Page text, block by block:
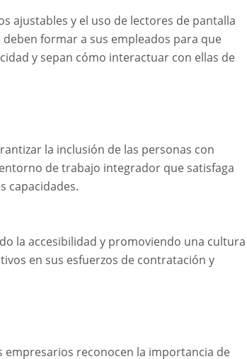
ajustables y el uso de lectores de pantalla
formar a sus empleados para que
y sepan cómo interactuar con ellas de
la inclusión de las personas con
de trabajo integrador que satisfaga
capacidades.
la accesibilidad y promoviendo una cultura
en sus esfuerzos de contratación y
reconocen la importancia de